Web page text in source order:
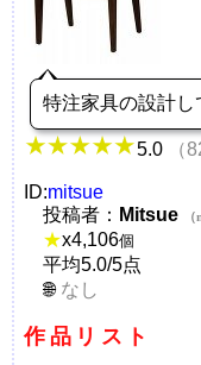
特注家具の設計し
5.0 （
ID:mitsue
投稿者： Mitsue
★x4,106個
平均5.0/5点
なし
作品リスト